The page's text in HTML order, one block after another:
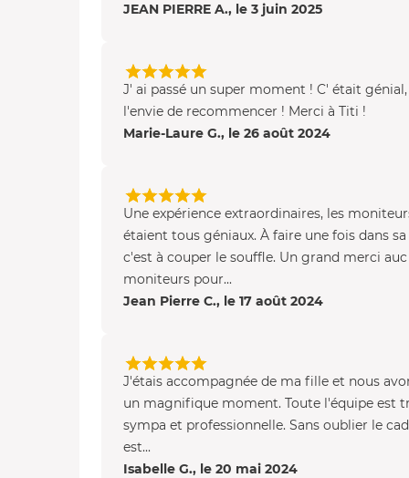
JEAN PIERRE A., le 3 juin 2025
J' ai passé un super moment ! C' était
l'envie de recommencer ! Merci à Titi !
Marie-Laure G., le 26 août 2024
Une expérience extraordinaires, les
étaient tous géniaux. À faire une fois dans sa
c'est à couper le souffle. Un grand merci auc
moniteurs pour...
Jean Pierre C., le 17 août 2024
J'étais accompagnée de ma fille et nous
un magnifique moment. Toute l'équipe est
sympa et professionnelle. Sans oublier le
est...
Isabelle G., le 20 mai 2024